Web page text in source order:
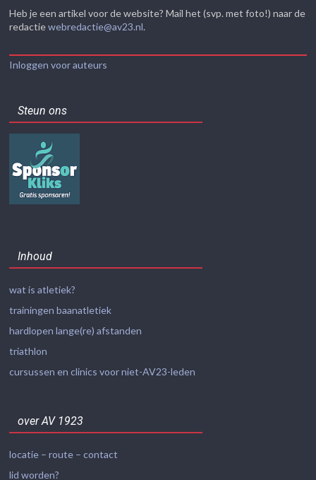
Heb je een artikel voor de website? Mail het (svp. met foto!) naar de
redactiewebredactie@av23.nl.
Inloggen voor auteurs
Steun ons
Inhoud
wat is atletiek?
trainingen baanatletiek
hardlopen lange(re) afstanden
triathlon
cursussen en clinics voor niet-AV23-leden
over AV 1923
locatie – route – contact
lid worden?